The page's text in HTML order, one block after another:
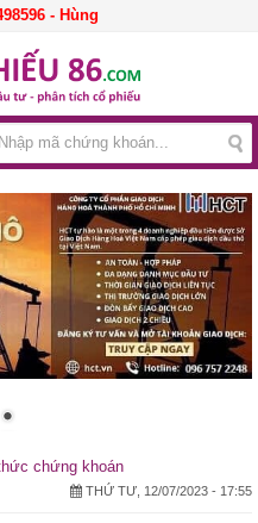
- Hùng
chứng khoán
THỨ TƯ, 12/07/2023 - 17:55